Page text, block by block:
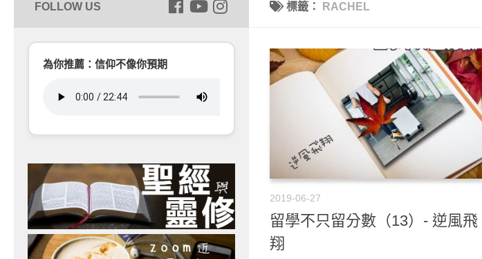
標籤： RACHEL
2019-06-27
留學不只留分數（13）- 逆風飛
翔
為你推薦：信仰不像你預期